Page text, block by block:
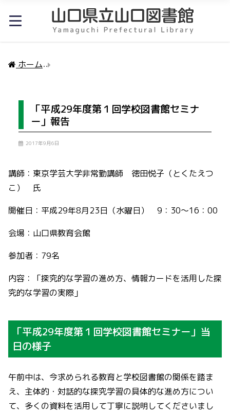
ホーム
「平成29年度第１回学校図書館セミナ
ー」報告
2017年9月6日
講師：東京学芸大学非常勤講師 徳田悦子（とくたえつ
こ） 氏
開催日：平成29年8月23日（水曜日） 9：30～16：00
会場：山口県教育会館
参加者：79名
内容：「探究的な学習の進め方、情報カードを活用した探
究的な学習の実際」
「平成29年度第１回学校図書館セミナー」当
日の様子
午前中は、今求められる教育と学校図書館の関係を踏ま
え、主体的・対話的な探究学習の具体的な進め方につい
て、多くの資料を活用して丁寧に説明してくださいまし